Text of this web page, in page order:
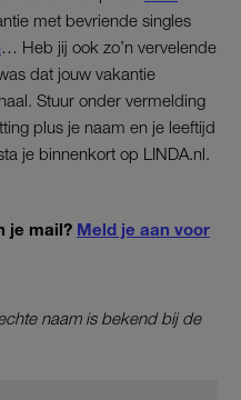
met bevriende singles
… Heb jij ook zo’n vervelende
dat jouw vakantie
Stuur onder vermelding
plus je naam en je leeftijd
je binnenkort op LINDA.nl.
je mail? Meld je aan voor
naam is bekend bij de